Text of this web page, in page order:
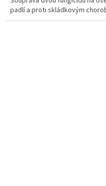
padlí a proti skládkovým